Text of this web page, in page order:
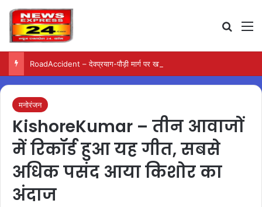
मनोरंजन
KishoreKumar – तीन आवाजों
में रिकॉर्ड हुआ यह गीत, सबसे
अधिक पसंद आया किशोर का
अंदाज